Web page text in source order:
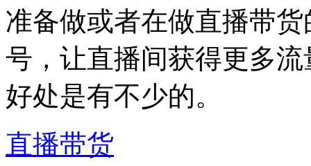
准备做或者在做直播带
号，让直播间获得更多
好处是有不少的。
直播带货